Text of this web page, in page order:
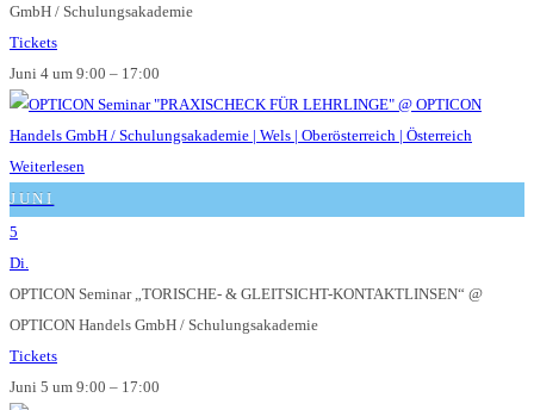
GmbH / Schulungsakademie
Tickets
Juni 4 um 9:00 – 17:00
Weiterlesen
JUNI
5
Di.
OPTICON Seminar „TORISCHE- & GLEITSICHT-KONTAKTLINSEN“ @
OPTICON Handels GmbH / Schulungsakademie
Tickets
Juni 5 um 9:00 – 17:00